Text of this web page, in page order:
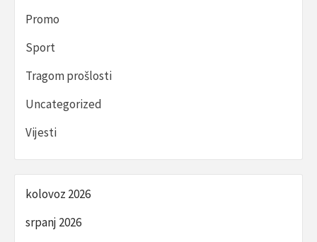
Promo
Sport
Tragom prošlosti
Uncategorized
Vijesti
kolovoz 2026
srpanj 2026